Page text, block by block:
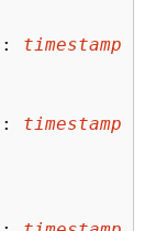
: timestamp
: timestamp